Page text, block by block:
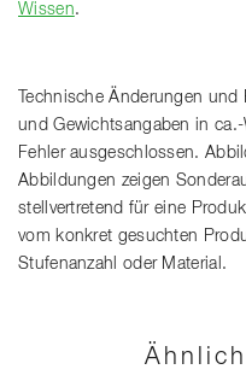
Wissen.
Technische Änderungen
und Gewichtsangaben in
Fehler ausgeschlossen.
Abbildungen zeigen
stellvertretend für eine
vom konkret gesuchten
Stufenanzahl oder Material.